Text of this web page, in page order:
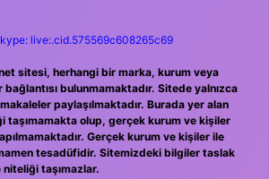
live:.cid.575569c608265c69
sitesi, herhangi bir marka, kurum veya
bulunmamaktadır. Sitede yalnızca
makaleler paylaşılmaktadır. Burada yer alan
taşımamakta olup, gerçek kurum ve kişiler
Gerçek kurum ve kişiler ile
tesadüfidir. Sitemizdeki bilgiler taslak
taşımazlar.